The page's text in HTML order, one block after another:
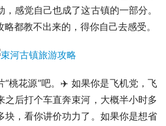
感觉自己也成了这古镇的一部分。
都教不出来的，得你自己去感受。
“桃花源”吧。✈️ 如果你是飞机党，飞
之后打个车直奔束河，大概半小时多
块，看你讲价功力了。如果你是想省